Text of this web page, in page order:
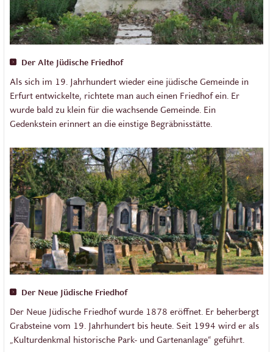
Der Alte Jüdische Friedhof
Als sich im 19. Jahrhundert wieder eine jüdische Gemeinde in
Erfurt entwickelte, richtete man auch einen Friedhof ein. Er
wurde bald zu klein für die wachsende Gemeinde. Ein
Gedenkstein erinnert an die einstige Begräbnisstätte.
Der Neue Jüdische Friedhof
Der Neue Jüdische Friedhof wurde 1878 eröffnet. Er beherbergt
Grabsteine vom 19. Jahrhundert bis heute. Seit 1994 wird er als
„Kulturdenkmal historische Park- und Gartenanlage“ geführt.